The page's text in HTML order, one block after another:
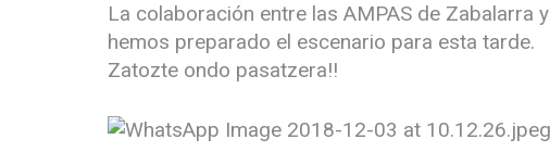
La colaboración entre las AMPAS de Zabalarra
hemos preparado el escenario para esta tarde.
Zatozte ondo pasatzera!!